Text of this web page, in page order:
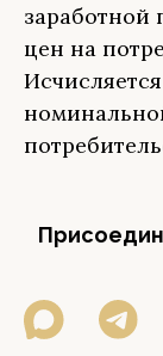
заработной
цен на